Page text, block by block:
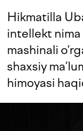
Hikmatilla
intellekt
mashinali
shaxsiy
himoyasi